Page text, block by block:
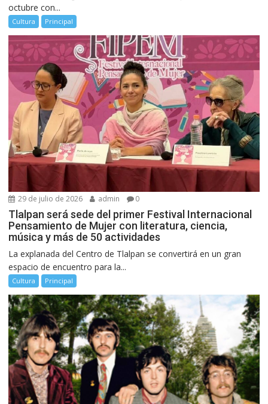
octubre con...
Cultura Principal
29 de julio de 2026 admin 0
Tlalpan será sede del primer Festival Internacional
Pensamiento de Mujer con literatura, ciencia,
música y más de 50 actividades
La explanada del Centro de Tlalpan se convertirá en un gran
espacio de encuentro para la...
Cultura Principal